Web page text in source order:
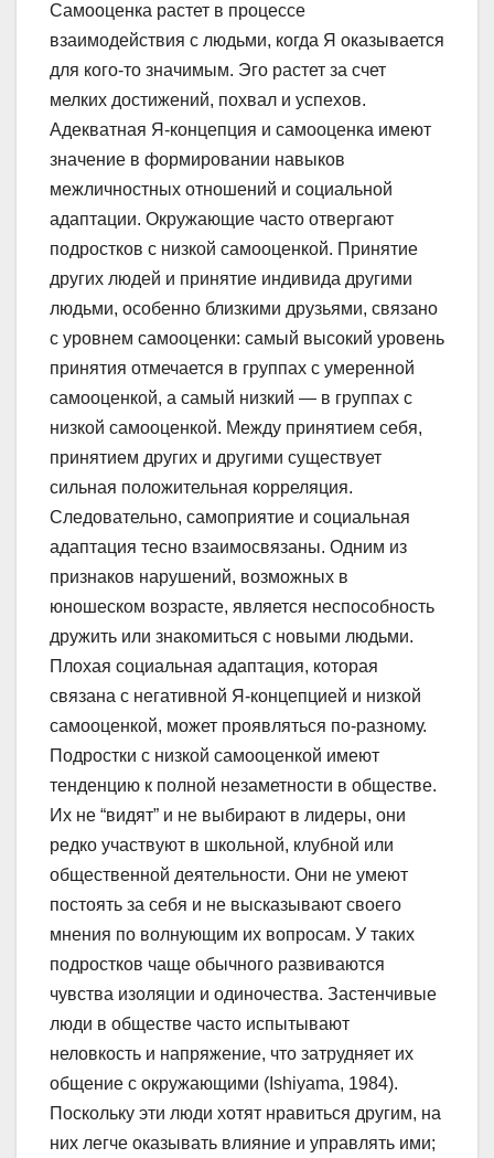
Самооценка растет в процессе
взаимодействия с людьми, когда Я оказывается
для кого-то значимым. Эго растет за счет
мелких достижений, похвал и успехов.
Адекватная Я-концепция и самооценка имеют
значение в формировании навыков
межличностных отношений и социальной
адаптации. Окружающие часто отвергают
подростков с низкой самооценкой. Принятие
других людей и принятие индивида другими
людьми, особенно близкими друзьями, связано
с уровнем самооценки: самый высокий уровень
принятия отмечается в группах с умеренной
самооценкой, а самый низкий — в группах с
низкой самооценкой. Между принятием себя,
принятием других и другими существует
сильная положительная корреляция.
Следовательно, самоприятие и социальная
адаптация тесно взаимосвязаны. Одним из
признаков нарушений, возможных в
юношеском возрасте, является неспособность
дружить или знакомиться с новыми людьми.
Плохая социальная адаптация, которая
связана с негативной Я-концепцией и низкой
самооценкой, может проявляться по-разному.
Подростки с низкой самооценкой имеют
тенденцию к полной незаметности в обществе.
Их не “видят” и не выбирают в лидеры, они
редко участвуют в школьной, клубной или
общественной деятельности. Они не умеют
постоять за себя и не высказывают своего
мнения по волнующим их вопросам. У таких
подростков чаще обычного развиваются
чувства изоляции и одиночества. Застенчивые
люди в обществе часто испытывают
неловкость и напряжение, что затрудняет их
общение с окружающими (Ishiyama, 1984).
Поскольку эти люди хотят нравиться другим, на
них легче оказывать влияние и управлять ими;